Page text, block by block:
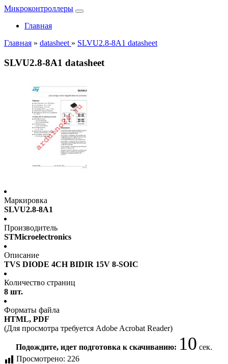
Микроконтроллеры
Главная
Главная » datasheet » SLVU2.8-8A1 datasheet
SLVU2.8-8A1 datasheet
Маркировка
SLVU2.8-8A1
Производитель
STMicroelectronics
Описание
TVS DIODE 4CH BIDIR 15V 8-SOIC
Количество страниц
8 шт.
Форматы файла
HTML, PDF
(Для просмотра требуется Adobe Acrobat Reader)
Подождите, идет подготовка к скачиванию: 10 сек.
Просмотрено: 226